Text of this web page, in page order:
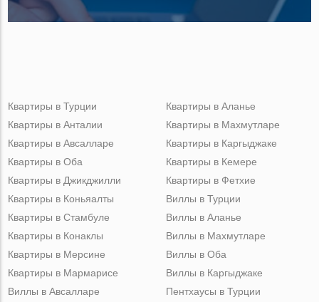
Квартиры в Турции
Квартиры в Анталии
Квартиры в Авсалларе
Квартиры в Оба
Квартиры в Джикджилли
Квартиры в Аланье
Квартиры в Махмутларе
Квартиры в Каргыджаке
Квартиры в Кемере
Квартиры в Фетхие
Квартиры в Коньяалты
Квартиры в Стамбуле
Квартиры в Конаклы
Квартиры в Мерсине
Квартиры в Мармарисе
Виллы в Турции
Виллы в Аланье
Виллы в Махмутларе
Виллы в Оба
Виллы в Каргыджаке
Виллы в Авсалларе
Пентхаусы в Турции